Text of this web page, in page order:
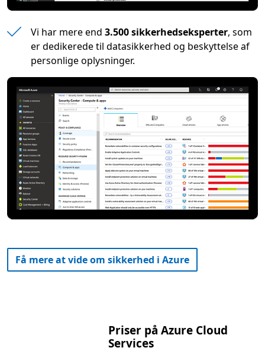
Vi har mere end 3.500 sikkerhedseksperter, som
er dedikerede til datasikkerhed og beskyttelse af
personlige oplysninger.
Få mere at vide om sikkerhed i Azure
Priser på Azure Cloud
Services